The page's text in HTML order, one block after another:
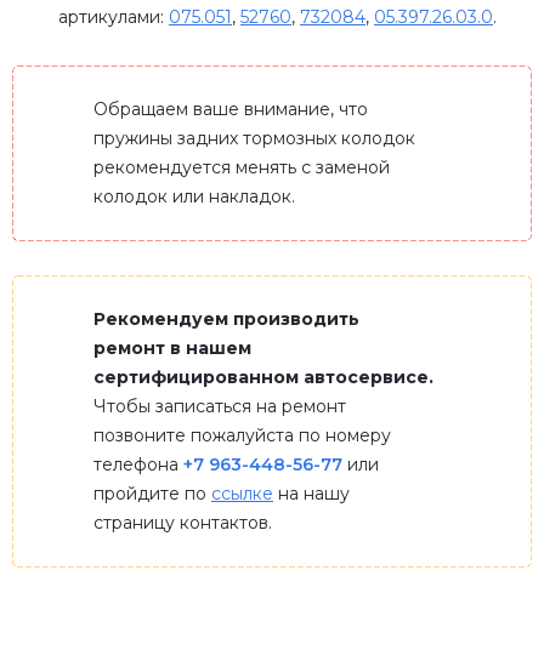
артикулами: 075.051, 52760, 732084, 05.397.26.03.0.
Обращаем ваше внимание, что
пружины задних тормозных колодок
рекомендуется менять с заменой
колодок или накладок.
Рекомендуем производить
ремонт в нашем
сертифицированном автосервисе.
Чтобы записаться на ремонт
позвоните пожалуйста по номеру
телефона +7 963-448-56-77 или
пройдите по ссылке на нашу
страницу контактов.